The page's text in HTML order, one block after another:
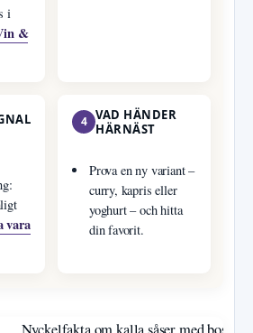
i
&
vara
4 VAD HÄNDER
HÄRNÄST
Prova en ny variant –
curry, kapris eller
yoghurt – och hitta
din favorit.